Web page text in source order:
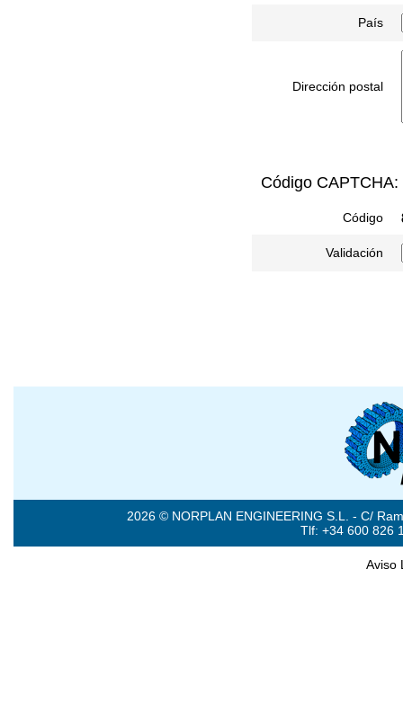
País
Dirección postal
Código CAPTCHA:
Código
Validación
2026 © NORPLAN ENGINEERING S.L. - C/
Tlf: +34 600 826
Aviso